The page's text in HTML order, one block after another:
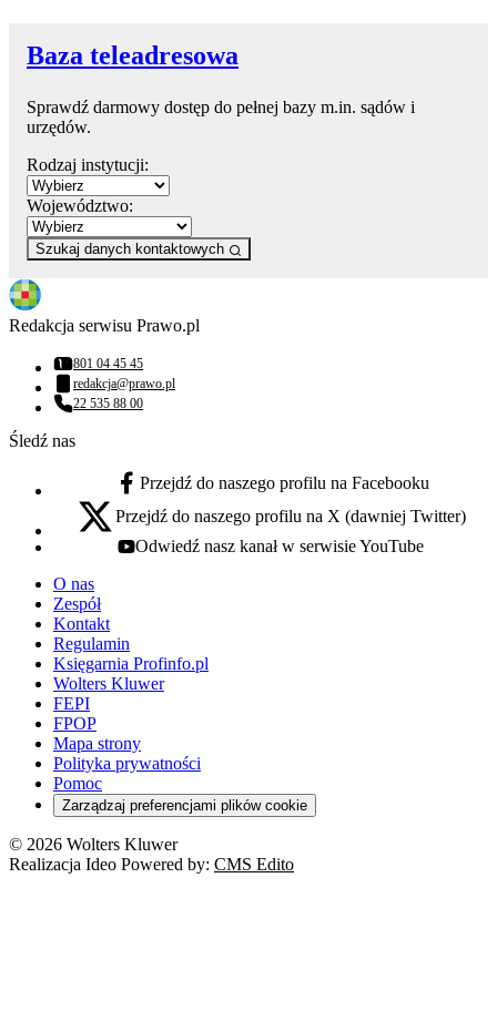
Baza teleadresowa
Sprawdź darmowy dostęp do pełnej bazy m.in. sądów i
urzędów.
Rodzaj instytucji:
Województwo:
Szukaj danych kontaktowych
Redakcja serwisu Prawo.pl
Numer telefonu:
801 04 45 45
Adres email:
redakcja@prawo.pl
Numer telefonu:
22 535 88 00
Śledź nas
facebook - otwiera się w nowej karcie
Przejdź do naszego profilu na Facebooku
x - otwiera się w nowej karcie
Przejdź do naszego profilu na X (dawniej Twitter)
youtube - otwiera się w nowej karcie
Odwiedź nasz kanał w serwisie YouTube
O nas
Zespół
Kontakt
Regulamin
Księgarnia Profinfo.pl
Wolters Kluwer
FEPI
FPOP
Mapa strony
Polityka prywatności
Pomoc
Zarządzaj preferencjami plików cookie
© 2026 Wolters Kluwer
Realizacja Ideo Powered by: CMS Edito